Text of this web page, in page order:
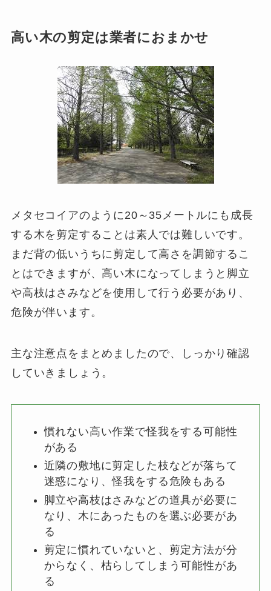
高い木の剪定は業者におまかせ
メタセコイアのように20～35メートルにも成長
する木を剪定することは素人では難しいです。
まだ背の低いうちに剪定して高さを調節するこ
とはできますが、高い木になってしまうと脚立
や高枝はさみなどを使用して行う必要があり、
危険が伴います。
主な注意点をまとめましたので、しっかり確認
していきましょう。
慣れない高い作業で怪我をする可能性
がある
近隣の敷地に剪定した枝などが落ちて
迷惑になり、怪我をする危険もある
脚立や高枝はさみなどの道具が必要に
なり、木にあったものを選ぶ必要があ
る
剪定に慣れていないと、剪定方法が分
からなく、枯らしてしまう可能性があ
る